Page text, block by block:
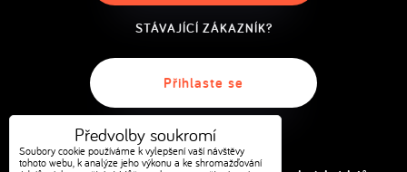
STÁVAJÍCÍ ZÁKAZNÍK?
Přihlaste se
Předvolby soukromí
Soubory cookie používáme k vylepšení vaší návštěvy
tohoto webu, k analýze jeho výkonu a ke shromažďování